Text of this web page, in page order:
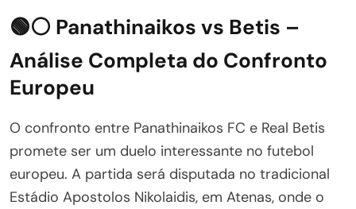
🟢⚪ Panathinaikos vs Betis –
Análise Completa do Confronto
Europeu
O confronto entre Panathinaikos FC e Real Betis
promete ser um duelo interessante no futebol
europeu. A partida será disputada no tradicional
Estádio Apostolos Nikolaidis, em Atenas, onde o